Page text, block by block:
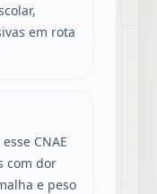
em rota
CNAE
com dor
e peso